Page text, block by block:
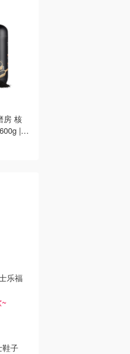
房 核
|
乐福
鞋子